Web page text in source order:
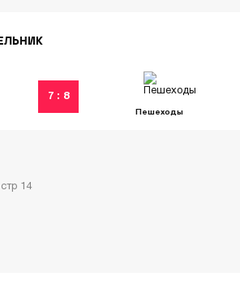
14
7 : 8
Пешеходы